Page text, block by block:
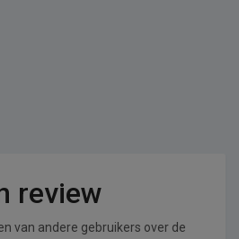
review
van andere gebruikers over de